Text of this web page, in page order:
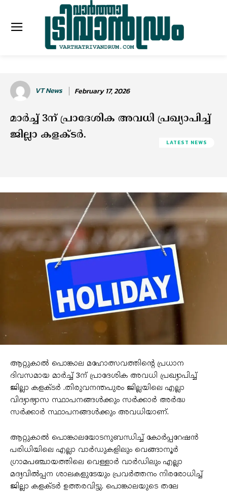
VT News February 17, 2026
മാര്‍ച്ച്‌ 3ന് പ്രാദേശിക അവധി പ്രഖ്യാപിച്ച്‌
ജില്ലാ കളക്ടര്‍.
LATEST NEWS
ആറ്റുകാല്‍ പൊങ്കാല മഹോത്സവത്തിന്റെ പ്രധാന
ദിവസമായ മാര്‍ച്ച്‌ 3ന് പ്രാദേശിക അവധി പ്രഖ്യാപിച്ച്‌
ജില്ലാ കളക്ടര്‍ .തിരുവനന്തപുരം ജില്ലയിലെ എല്ലാ
വിദ്യാഭ്യാസ സ്ഥാപനങ്ങള്‍ക്കും സര്‍ക്കാര്‍ അര്‍ദ്ധ
സര്‍ക്കാര്‍ സ്ഥാപനങ്ങള്‍ക്കും അവധിയാണ്.
ആറ്റുകാല്‍ പൊങ്കാലയോടനുബന്ധിച്ച്‌ കോര്‍പ്പറേഷന്‍
പരിധിയിലെ എല്ലാ വാര്‍ഡുകളിലും വെങ്ങാനൂര്‍
ഗ്രാമപഞ്ചായത്തിലെ വെള്ളാര്‍ വാര്‍ഡിലും എല്ലാ
മദ്യവില്‍പ്പന ശാലകളുടേയും പ്രവര്‍ത്തനം നിരരോധിച്ച്‌
ജില്ലാ കളക്ടര്‍ ഉത്തരവിട്ടു. പൊങ്കാലയുടെ തലേ